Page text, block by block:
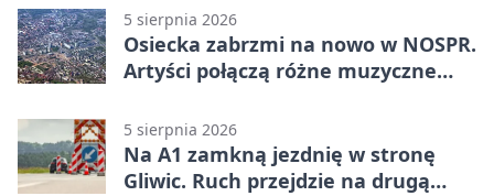
5 sierpnia 2026
Osiecka zabrzmi na nowo w NOSPR.
Artyści połączą różne muzyczne
5 sierpnia 2026
Na A1 zamkną jezdnię w stronę
Gliwic. Ruch przejdzie na drugą